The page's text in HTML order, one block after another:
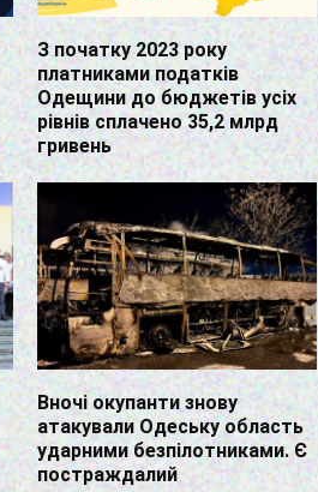
З початку 2023 року
платниками податків
Одещини до бюджетів усіх
рівнів сплачено 35,2 млрд
гривень
Вночі окупанти знову
атакували Одеську область
ударними безпілотниками. Є
постраждалий